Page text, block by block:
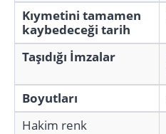
Kıymetini tamamen
kaybedeceği tarih
Taşıdığı İmzalar
Boyutları
Hakim renk